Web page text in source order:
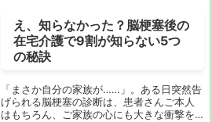
え、知らなかった？脳梗塞後の
在宅介護で9割が知らない5つ
の秘訣
「まさか自分の家族が……」。ある日突然告
げられる脳梗塞の診断は、患者さんご本人
はもちろん、ご家族の心にも大きな衝撃を